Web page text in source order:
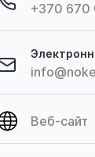
+370 670
Веб-сайт